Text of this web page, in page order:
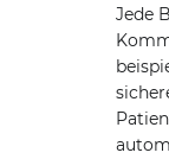
Jede